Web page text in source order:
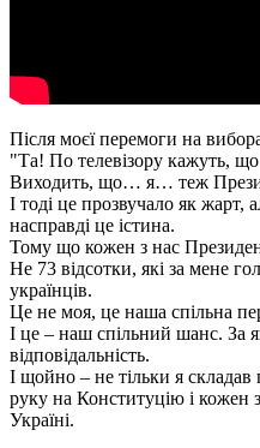
Після моєї перемоги на
"Та! По телевізору кажуть,
Виходить, що… я… теж
І тоді це прозвучало як жарт,
насправді це істина.
Тому що кожен з нас
Не 73 відсотки, які за мене
українців.
Це не моя, це наша спільна
І це – наш спільний шанс. За
відповідальність.
І щойно – не тільки я
руку на Конституцію і кожен
Україні.